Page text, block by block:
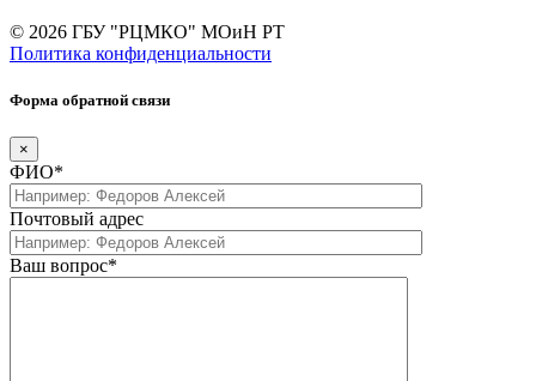
© 2026 ГБУ "РЦМКО" МОиН РТ
Политика конфиденциальности
Форма обратной связи
×
ФИО*
Почтовый адрес
Ваш вопрос*